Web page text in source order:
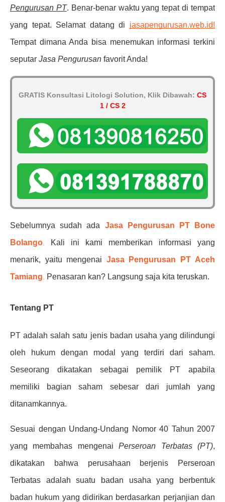
Pengurusan PT. Benar-benar waktu yang tepat di tempat
yang tepat. Selamat datang di jasapengurusan.web.id!
Tempat dimana Anda bisa menemukan informasi terkini
seputar Jasa Pengurusan favorit Anda!
GRATIS Konsultasi Litologi Solution, Klik Dibawah: CS
1 / CS 2
Sebelumnya sudah ada Jasa Pengurusan PT Bone
Bolango
Kali ini kami memberikan informasi yang
menarik, yaitu mengenai Jasa Pengurusan PT Aceh
Tamiang
Penasaran kan? Langsung saja kita teruskan.
Tentang PT
PT adalah salah satu jenis badan usaha yang dilindungi
oleh hukum dengan modal yang terdiri dari saham.
Seseorang dikatakan sebagai pemilik PT apabila
memiliki bagian saham sebesar dari jumlah yang
ditanamkannya.
Sesuai dengan Undang-Undang Nomor 40 Tahun 2007
yang membahas mengenaiPerseroan Terbatas (PT),
dikatakan bahwa perusahaan berjenis Perseroan
Terbatas adalah suatu badan usaha yang berbentuk
badan hukum yang didirikan berdasarkan perjanjian dan